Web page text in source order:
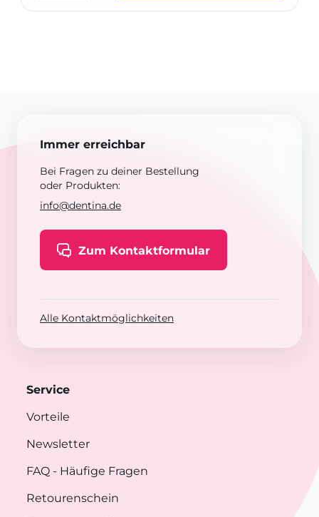
Immer erreichbar
Bei Fragen zu deiner Bestellung
oder Produkten:
info@dentina.de
Zum Kontaktformular
Alle Kontaktmöglichkeiten
Service
Vorteile
Newsletter
FAQ - Häufige Fragen
Retourenschein